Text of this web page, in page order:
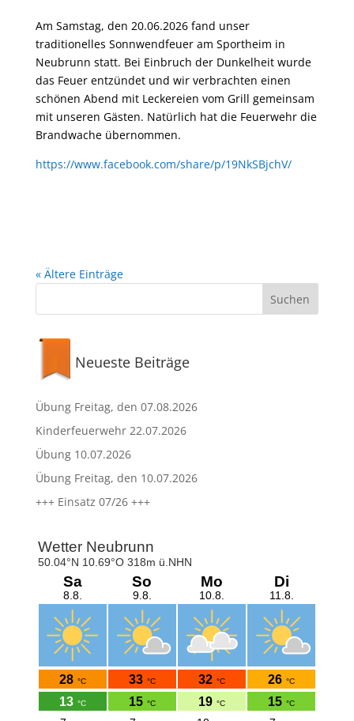
Am Samstag, den 20.06.2026 fand unser
traditionelles Sonnwendfeuer am Sportheim in
Neubrunn statt. Bei Einbruch der Dunkelheit wurde
das Feuer entzündet und wir verbrachten einen
schönen Abend mit Leckereien vom Grill gemeinsam
mit unseren Gästen. Natürlich hat die Feuerwehr die
Brandwache übernommen.
https://www.facebook.com/share/p/19NkSBjchV/
« Ältere Einträge
Neueste Beiträge
Übung Freitag, den 07.08.2026
Kinderfeuerwehr 22.07.2026
Übung 10.07.2026
Übung Freitag, den 10.07.2026
+++ Einsatz 07/26 +++